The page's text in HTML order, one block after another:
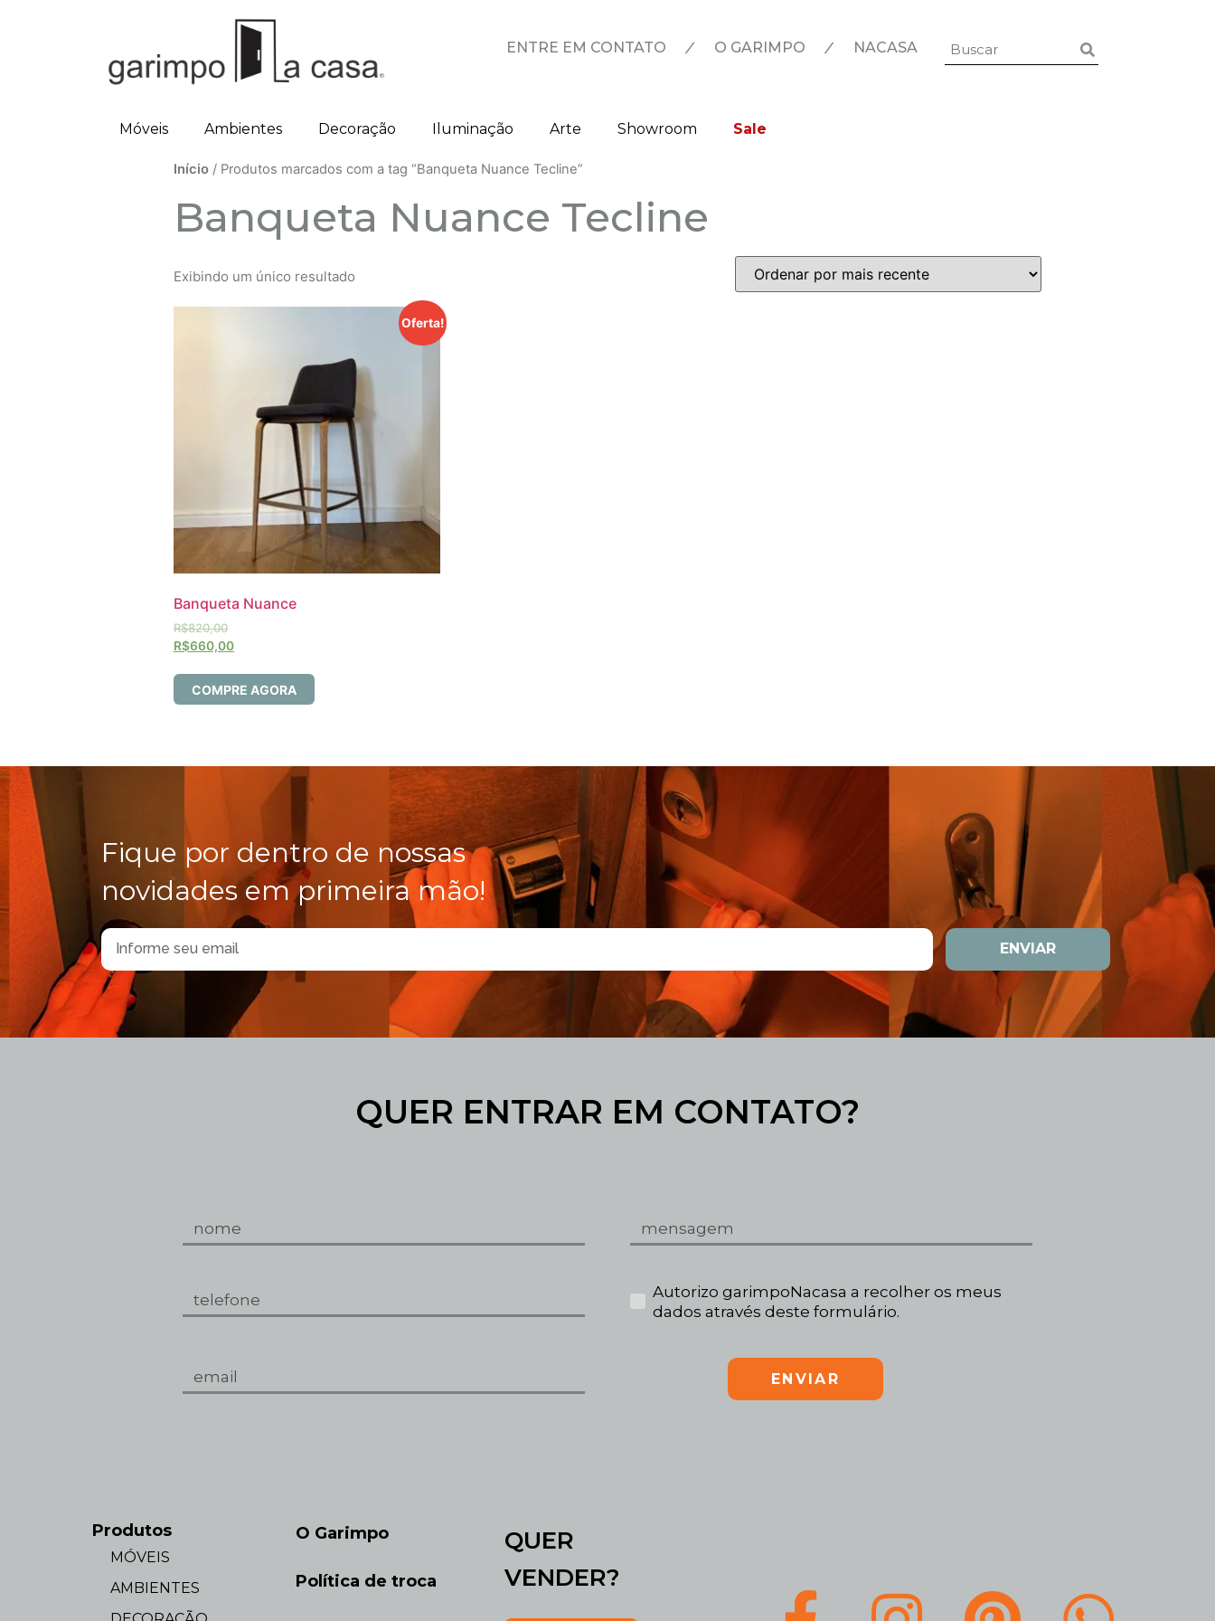
ENTRE EM CONTATO | O GARIMPO | NACASA
Móveis Ambientes Decoração Iluminação Arte Showroom Sale
Início / Produtos marcados com a tag “Banqueta Nuance Tecline”
Banqueta Nuance Tecline
Exibindo um único resultado
Oferta!
Banqueta Nuance
R$820,00
R$660,00
COMPRE AGORA
Fique por dentro de nossas
novidades em primeira mão!
ENVIAR
QUER ENTRAR EM CONTATO?
Autorizo garimpoNacasa a recolher os meus
dados através deste formulário.
ENVIAR
Produtos
MÓVEIS
AMBIENTES
O Garimpo
Política de troca
QUER
VENDER?